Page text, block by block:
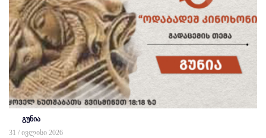
გუნია
31 / ივლისი 2026